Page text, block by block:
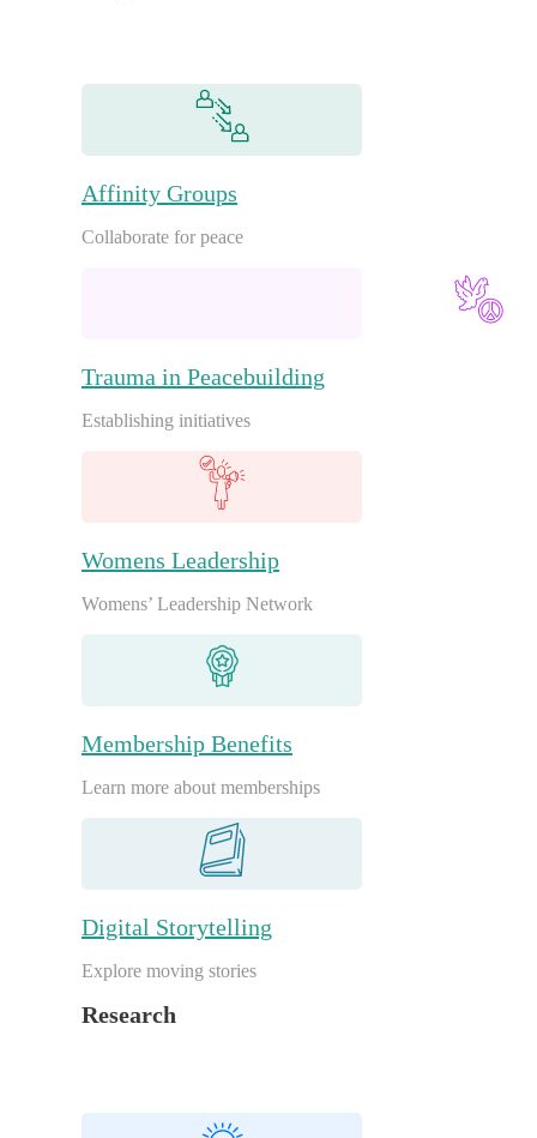
Affinity Groups
Collaborate for peace
Trauma in Peacebuilding
Establishing initiatives
Womens Leadership
Womens’ Leadership Network
Membership Benefits
Learn more about memberships
Digital Storytelling
Explore moving stories
Research